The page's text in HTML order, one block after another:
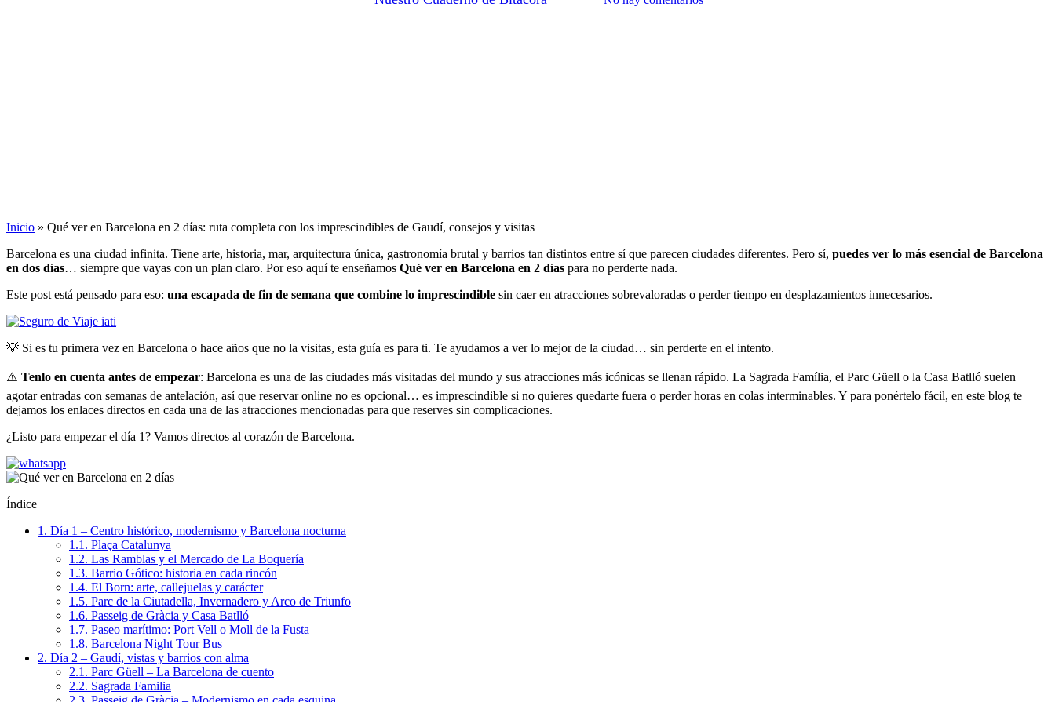
Inicio » Qué ver en Barcelona en 2 días: ruta completa con los imprescindibles de Gaudí, consejos y visitas
Barcelona es una ciudad infinita. Tiene arte, historia, mar, arquitectura única, gastronomía brutal y barrios tan distintos entre sí que parecen ciudades diferentes. Pero sí, puedes ver lo más esencial de Barcelona
en dos días… siempre que vayas con un plan claro. Por eso aquí te enseñamos Qué ver en Barcelona en 2 días para no perderte nada.
Este post está pensado para eso: una escapada de fin de semana que combine lo imprescindible sin caer en atracciones sobrevaloradas o perder tiempo en desplazamientos innecesarios.
💡 Si es tu primera vez en Barcelona o hace años que no la visitas, esta guía es para ti. Te ayudamos a ver lo mejor de la ciudad… sin perderte en el intento.
⚠️ Tenlo en cuenta antes de empezar: Barcelona es una de las ciudades más visitadas del mundo y sus atracciones más icónicas se llenan rápido. La Sagrada Família, el Parc Güell o la Casa Batlló suelen
agotar entradas con semanas de antelación, así que reservar online no es opcional… es imprescindible si no quieres quedarte fuera o perder horas en colas interminables. Y para ponértelo fácil, en este blog te
dejamos los enlaces directos en cada una de las atracciones mencionadas para que reserves sin complicaciones.
¿Listo para empezar el día 1? Vamos directos al corazón de Barcelona.
Índice
1. Día 1 – Centro histórico, modernismo y Barcelona nocturna
1.1. Plaça Catalunya
1.2. Las Ramblas y el Mercado de La Boquería
1.3. Barrio Gótico: historia en cada rincón
1.4. El Born: arte, callejuelas y carácter
1.5. Parc de la Ciutadella, Invernadero y Arco de Triunfo
1.6. Passeig de Gràcia y Casa Batlló
1.7. Paseo marítimo: Port Vell o Moll de la Fusta
1.8. Barcelona Night Tour Bus
2. Día 2 – Gaudí, vistas y barrios con alma
2.1. Parc Güell – La Barcelona de cuento
2.2. Sagrada Familia